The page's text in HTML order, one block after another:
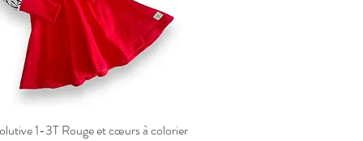
Aperçu rapide
1-3T Rouge et cœurs à colorier